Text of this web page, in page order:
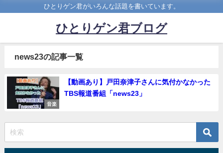
ひとりゲン君がいろんな話題を書いています。
ひとりゲン君ブログ
news23の記事一覧
音楽
【動画あり】戸田奈津子さんに気付かなかった
TBS報道番組「news23」